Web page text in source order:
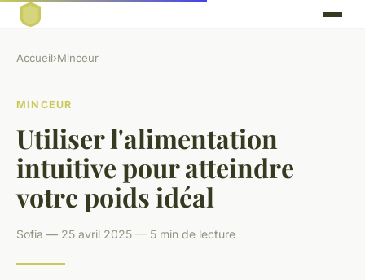
Accueil›Minceur
MINCEUR
Utiliser l'alimentation
intuitive pour atteindre
votre poids idéal
Sofia — 25 avril 2025 — 5 min de lecture